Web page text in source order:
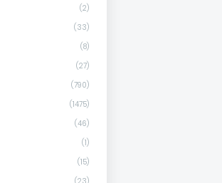
(2)
(33)
(8)
(27)
(790)
(1475)
(46)
(1)
(15)